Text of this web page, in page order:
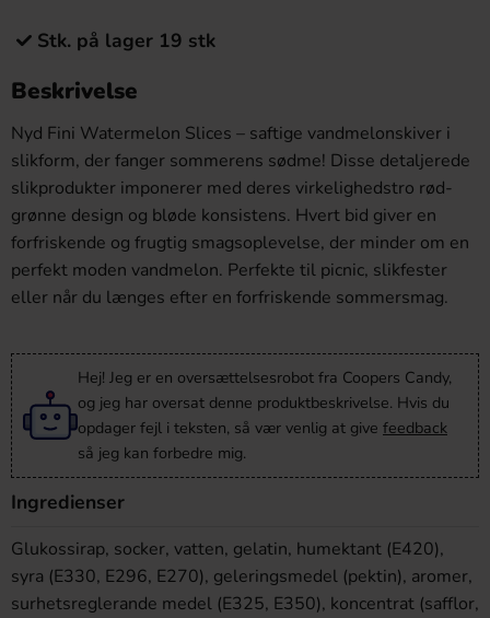
Stk. på lager 19 stk
Beskrivelse
Nyd Fini Watermelon Slices – saftige vandmelonskiver i
slikform, der fanger sommerens sødme! Disse detaljerede
slikprodukter imponerer med deres virkelighedstro rød-
grønne design og bløde konsistens. Hvert bid giver en
forfriskende og frugtig smagsoplevelse, der minder om en
perfekt moden vandmelon. Perfekte til picnic, slikfester
eller når du længes efter en forfriskende sommersmag.
Hej! Jeg er en oversættelsesrobot fra Coopers Candy,
og jeg har oversat denne produktbeskrivelse. Hvis du
opdager fejl i teksten, så vær venlig at give feedback
så jeg kan forbedre mig.
Ingredienser
Glukossirap, socker, vatten, gelatin, humektant (E420),
syra (E330, E296, E270), geleringsmedel (pektin), aromer,
surhetsreglerande medel (E325, E350), koncentrat (safflor,